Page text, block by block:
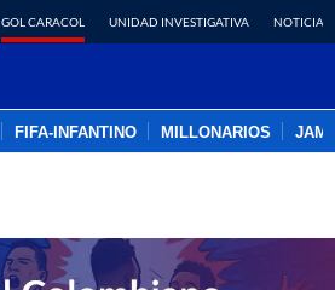
GOL CARACOL UNIDAD INVESTIGATIVA NOTICIAS
FIFA-INFANTINO MILLONARIOS